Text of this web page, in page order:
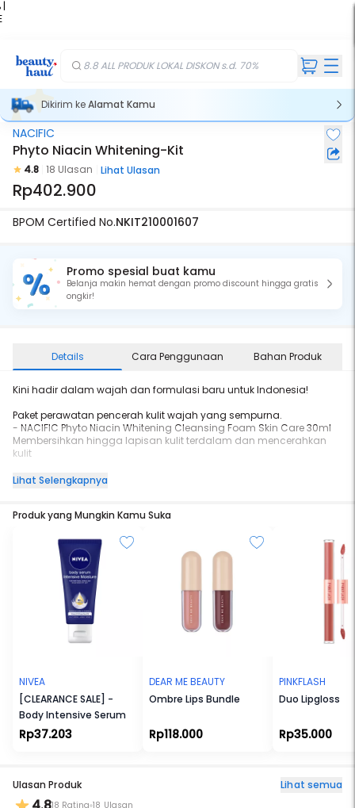
|
8.8 ALL PRODUK LOKAL DISKON s.d. 70%
Dikirim keAlamat Kamu
NACIFIC
Phyto Niacin Whitening-Kit
4.8 18 Ulasan Lihat Ulasan
Rp402.900
BPOM Certified No.NKIT210001607
Promo spesial buat kamu
Belanja makin hemat dengan promo discount hingga gratis
ongkir!
Details Cara Penggunaan Bahan Produk
Kini hadir dalam wajah dan formulasi baru untuk Indonesia!
Paket perawatan pencerah kulit wajah yang sempurna.
- NACIFIC Phyto Niacin Whitening Cleansing Foam Skin Care 30ml
Membersihkan hingga lapisan kulit terdalam dan mencerahkan
kulit
- NACIFIC Phyto Niacin Whitening Toner Skin Care 30ml
Brightening Essence yang mengandung Niacinamide 5% untuk
mencerahkan. Dilengkapi juga dengan Bamboo Extract dan HA.
- NACIFIC Phyto Niacin Whitening Sleeping Mask Skin Care
Sleeping Mask yang mengandung 6 tipe HA. Niacinamide 5%
berfungsi untuk mencerahkan, melembabkan, dan menenangkan
kulit wajah.
Lihat Selengkapnya
Produk yang Mungkin Kamu Suka
NIVEA
[CLEARANCE SALE] -
Body Intensive Serum
Rp37.203
DEAR ME BEAUTY
Ombre Lips Bundle
Rp118.000
PINKFLASH
Duo Lipgloss
Rp35.000
Ulasan Produk Lihat semua
18 Rating 18 Ulasan